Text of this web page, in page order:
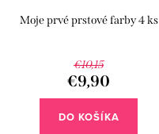
Moje prvé prstové farby 4 ks
€10,15
€9,90
DO KOŠÍKA